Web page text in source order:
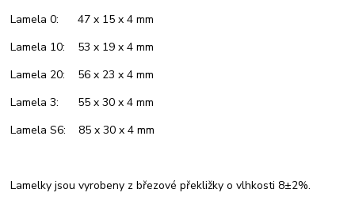
Lamela 0: 47 x 15 x 4 mm
Lamela 10: 53 x 19 x 4 mm
Lamela 20: 56 x 23 x 4 mm
Lamela 3: 55 x 30 x 4 mm
Lamela S6: 85 x 30 x 4 mm
Lamelky jsou vyrobeny z březové překližky o vlhkosti 8±2%.